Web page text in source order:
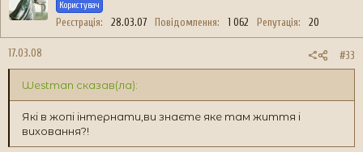
Користувач
Реєстрація 28.03.07 Повідомлення 1 062 Репутація 20
17.03.08 #33
Westman сказав(ла):
Які в жопі інтернати,ви знаєте яке там життя і
виховання?!